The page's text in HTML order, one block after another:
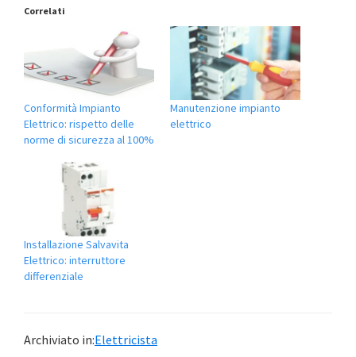
Correlati
Conformità Impianto
Elettrico: rispetto delle
norme di sicurezza al 100%
Manutenzione impianto
elettrico
Installazione Salvavita
Elettrico: interruttore
differenziale
Archiviato in:Elettricista